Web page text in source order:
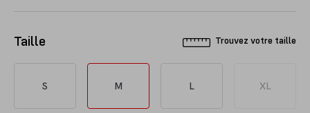
Taille Trouvez votre taille
S M L XL